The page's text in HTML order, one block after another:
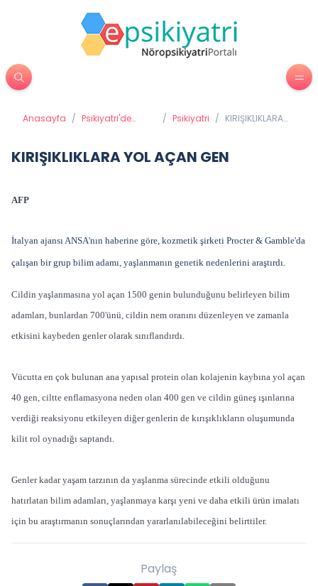
Anasayfa / Psikiyatri'de
/ Psikiyatri / KIRIŞIKLIKLARA
KIRIŞIKLIKLARA YOL AÇAN GEN
AFP
İtalyan ajansı ANSA'nın haberine göre, kozmetik şirketi Procter & Gamble'da
çalışan bir grup bilim adamı, yaşlanmanın genetik nedenlerini araştırdı.
Cildin yaşlanmasına yol açan 1500 genin bulunduğunu belirleyen bilim
adamları, bunlardan 700'ünü, cildin nem oranını düzenleyen ve zamanla
etkisini kaybeden genler olarak sınıflandırdı.
Vücutta en çok bulunan ana yapısal protein olan kolajenin kaybına yol açan
40 gen, ciltte enflamasyona neden olan 400 gen ve cildin güneş ışınlarına
verdiği reaksiyonu etkileyen diğer genlerin de kırışıklıkların oluşumunda
kilit rol oynadığı saptandı.
Genler kadar yaşam tarzının da yaşlanma sürecinde etkili olduğunu
hatırlatan bilim adamları, yaşlanmaya karşı yeni ve daha etkili ürün imalatı
için bu araştırmanın sonuçlarından yararlanılabileceğini belirttiler.
Paylaş